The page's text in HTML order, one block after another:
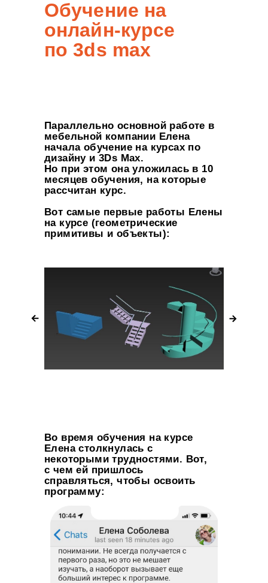
Обучение на
онлайн-курсе
по 3ds max
Параллельно основной работе в
мебельной компании Елена
начала обучение на курсах по
дизайну и 3Ds Max.
Но при этом она уложилась в 10
месяцев обучения, на которые
рассчитан курс.
Вот самые первые работы Елены
на курсе (геометрические
примитивы и объекты):
Во время обучения на курсе
Елена столкнулась с
некоторыми трудностями. Вот,
с чем ей пришлось
справляться, чтобы освоить
программу: